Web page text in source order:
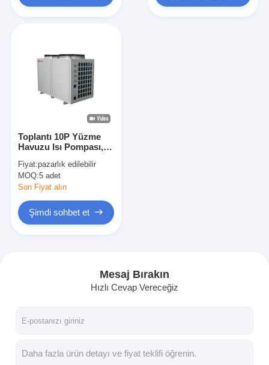
Su Kaynaklı Isı Pompası
Hidronik Isı Pompası
Yüzme Havuzu Isı Pompası
Yüksek Sıcaklık Isı Pompası
Çok Kademeli Santrifüj Pompa
Yatay Santrifüj Pompa
Toplantı 10P Yüzme
Havuzu Isı Pompası,
Suyu Isıtıcısı 42KW
Fiyat:pazarlık edilebilir
MOQ:5 adet
Son Fiyat alın
Şimdi sohbet et
Mesaj Bırakın
Hızlı Cevap Vereceğiz